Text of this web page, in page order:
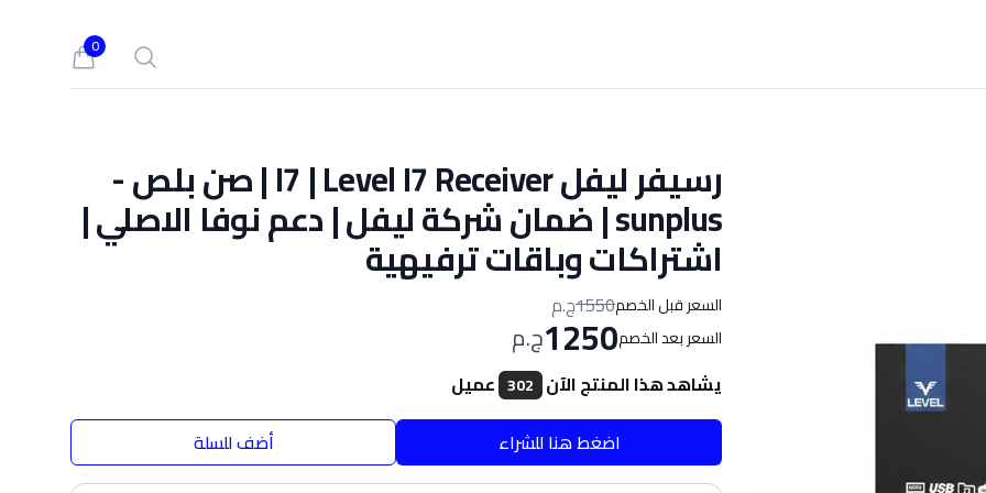
Search
0
view bag
رسيفر ليفل I7 | Level I7 Receiver | صن بلص -
sunplus | ضمان شركة ليفل | دعم نوفا الاصلي |
اشتراكات وباقات ترفيهية
السعر قبل الخصم1550ج.م
السعر بعد الخصم1250ج.م
يشاهد هذا المنتج الآن 302 عميل
اضغط هنا للشراء
أضف للسلة